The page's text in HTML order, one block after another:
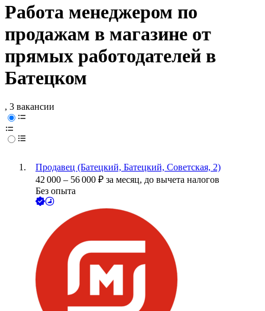
Работа менеджером по
продажам в магазине от
прямых работодателей в
Батецком
, 3 вакансии
Продавец (Батецкий, Батецкий, Советская, 2)
42 000 – 56 000 ₽ за месяц, до вычета налогов
Без опыта